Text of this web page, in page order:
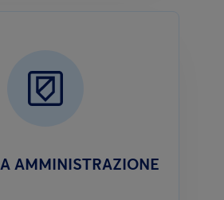
AMMINISTRAZIONE